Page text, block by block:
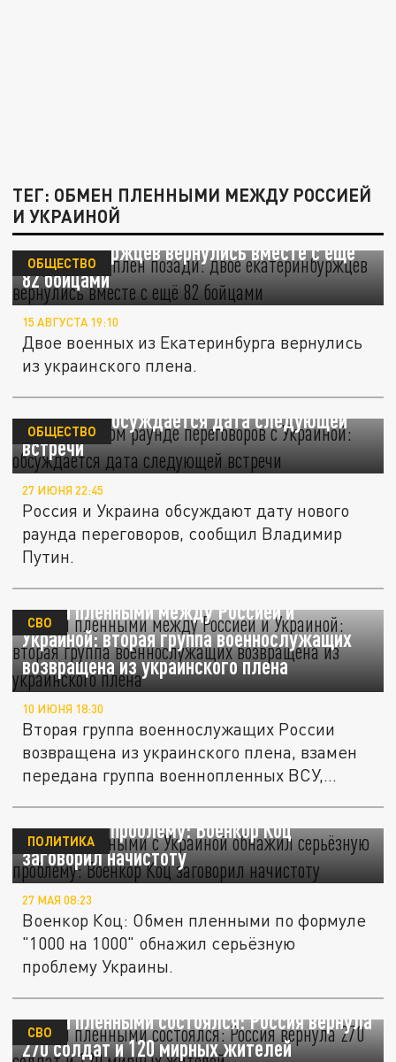
ТЕГ: ОБМЕН ПЛЕННЫМИ МЕЖДУ РОССИЕЙ
И УКРАИНОЙ
Украинский плен позади: двое
екатеринбуржцев вернулись вместе с ещё
82 бойцами
ОБЩЕСТВО
15 АВГУСТА 19:10
Двое военных из Екатеринбурга вернулись
из украинского плена.
Путин о новом раунде переговоров с
Украиной: обсуждается дата следующей
встречи
ОБЩЕСТВО
27 ИЮНЯ 22:45
Россия и Украина обсуждают дату нового
раунда переговоров, сообщил Владимир
Путин.
Обмен пленными между Россией и
Украиной: вторая группа военнослужащих
возвращена из украинского плена
СВО
10 ИЮНЯ 18:30
Вторая группа военнослужащих России
возвращена из украинского плена, взамен
передана группа военнопленных ВСУ,...
Обмен пленными с Украиной обнажил
серьёзную проблему: Военкор Коц
заговорил начистоту
ПОЛИТИКА
27 МАЯ 08:23
Военкор Коц: Обмен пленными по формуле
"1000 на 1000" обнажил серьёзную
проблему Украины.
Обмен пленными состоялся: Россия вернула
270 солдат и 120 мирных жителей
СВО